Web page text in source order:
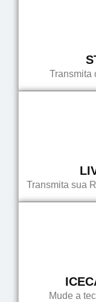
Transmita
Transmita sua
Mude a